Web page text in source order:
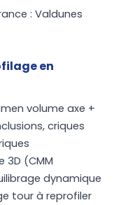
: Valdunes
en
volume axe +
criques
3D (CMM
dynamique
tour à reprofiler